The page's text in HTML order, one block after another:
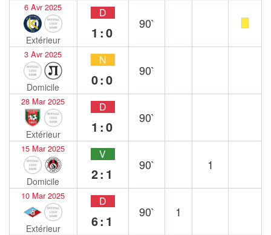
6 Avr 2025
Extérieur
D
1:0
90`
3 Avr 2025
Domicile
N
0:0
90`
28 Mar 2025
Extérieur
D
1:0
90`
15 Mar 2025
Domicile
V
2:1
90` 1
10 Mar 2025
Extérieur
D
6:1
90` 1